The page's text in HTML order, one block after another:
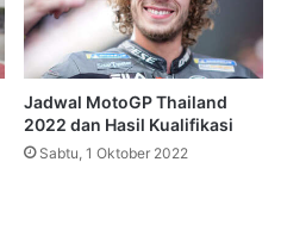
Jadwal MotoGP Thailand
2022 dan Hasil Kualifikasi
Sabtu, 1 Oktober 2022